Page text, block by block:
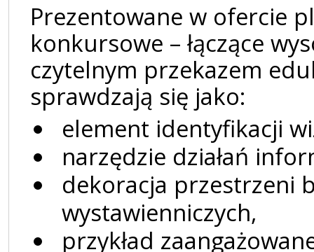
Prezentowane w ofercie
konkursowe – łączące
czytelnym przekazem
sprawdzają się jako:
element identyfikacji
narzędzie działań
dekoracja przestrzeni
wystawienniczych,
przykład